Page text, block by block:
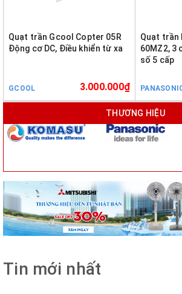
Quạt trần Gcool Copter 05R
Động cơ DC, Điều khiển từ xa
GCOOL 3.000.000₫
Quạt trần
60MZ2, 3
số 5 cấp
THƯƠNG HIỆU
Tin mới nhất